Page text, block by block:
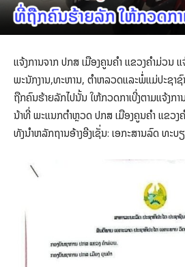
ແຈ້ງການຈາກ ປກສ ເມືອງຄູນຄຳ ແຂວງຄຳມ່ວນ ແ
ພະນັກງານ,ທະຫານ, ຕຳຫລວດແລະພໍ່ແມ່ປະຊາ
ຖືກຄົນຮ້າຍລັກໄປນັ້ນ ໃຫ້ກວດກາເບີ່ງຕາມແຈ້ງກ
ນ້າທີ່ ພະແນກຕຳຫຼວດ ປກສ ເມືອງຄູນຄຳ ແຂວງ
ທັງນຳຫລັກຖານອ້າງອີງເຊັ່ນ: ເອກະສານລົດ ທະ